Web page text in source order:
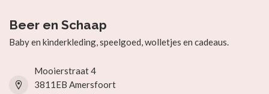
Beer en Schaap
Baby en kinderkleding, speelgoed, wolletjes en cadeaus.
Mooierstraat 4
3811EB Amersfoort